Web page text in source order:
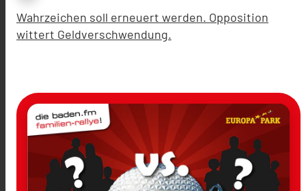
Wahrzeichen soll erneuert werden. Opposition
wittert Geldverschwendung.